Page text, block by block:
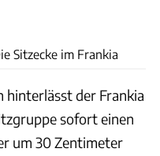
Sitzecke im Frankia
hinterlässt der Frankia
sofort einen
um 30 Zentimeter